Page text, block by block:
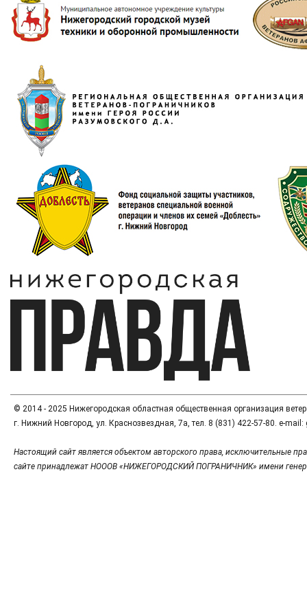
© 2014 - 2025 Нижегородская областная общественная организация
г. Нижний Новгород, ул. Краснозвездная, 7а, тел. 8 (831) 422-57-80. e-
Настоящий сайт является объектом авторского права, исключительные
сайте принадлежат НОООВ «НИЖЕГОРОДСКИЙ ПОГРАНИЧНИК» имени